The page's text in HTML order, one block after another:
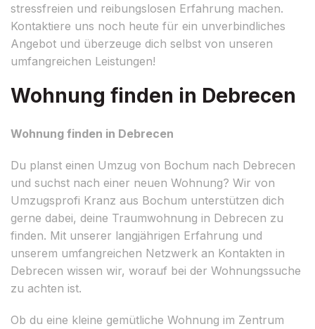
stressfreien und reibungslosen Erfahrung machen.
Kontaktiere uns noch heute für ein unverbindliches
Angebot und überzeuge dich selbst von unseren
umfangreichen Leistungen!
Wohnung finden in Debrecen
Wohnung finden in Debrecen
Du planst einen Umzug von Bochum nach Debrecen
und suchst nach einer neuen Wohnung? Wir von
Umzugsprofi Kranz aus Bochum unterstützen dich
gerne dabei, deine Traumwohnung in Debrecen zu
finden. Mit unserer langjährigen Erfahrung und
unserem umfangreichen Netzwerk an Kontakten in
Debrecen wissen wir, worauf bei der Wohnungssuche
zu achten ist.
Ob du eine kleine gemütliche Wohnung im Zentrum